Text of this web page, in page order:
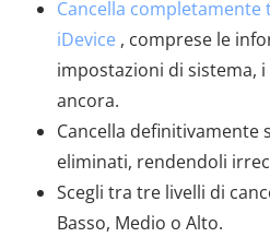
Cancella
iDevice , comprese le
impostazioni di sistema,
ancora.
Cancella definitivamente
eliminati, rendendoli
Scegli tra tre livelli di
Basso, Medio o Alto.